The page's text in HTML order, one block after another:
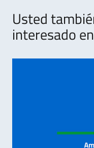
Usted
interesado